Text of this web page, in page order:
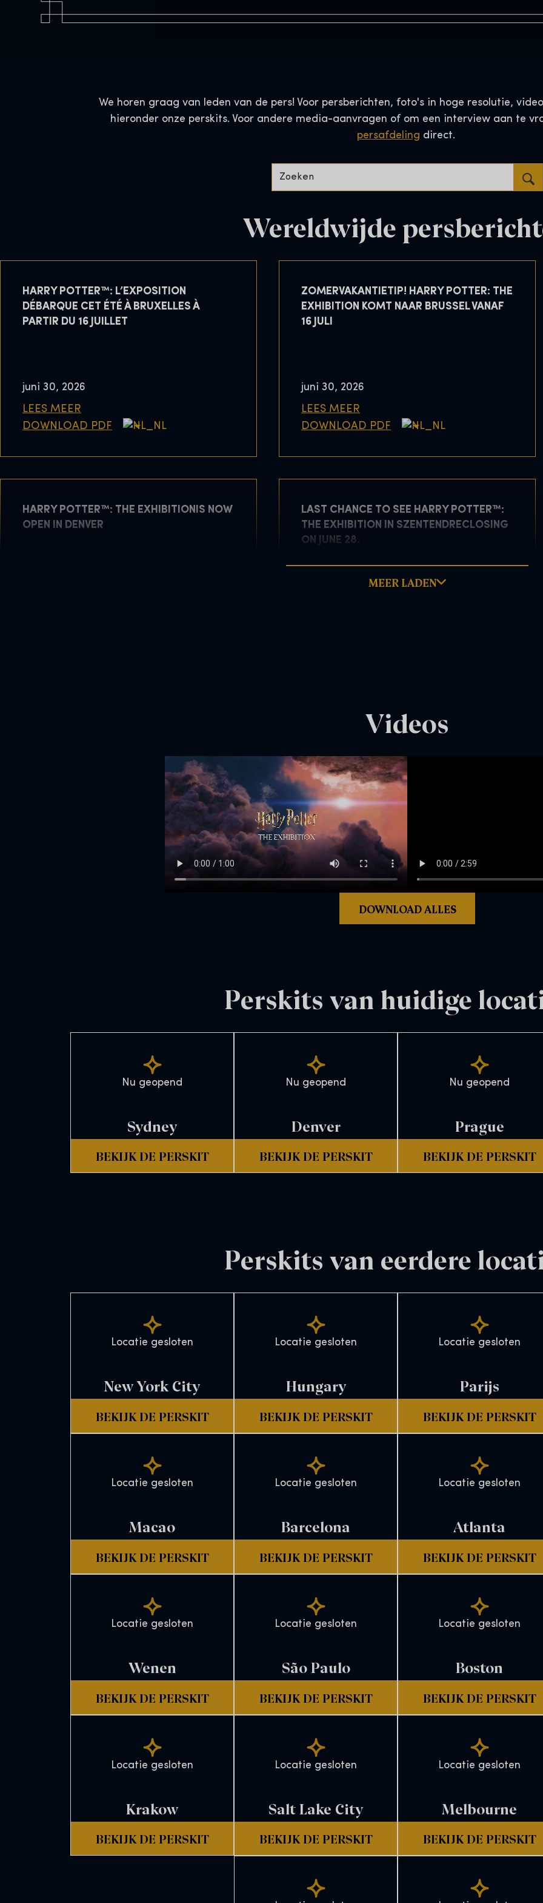
We horen graag van leden van de pers! Voor persberichten, foto's in hoge resolutie,
hieronder onze perskits. Voor andere media-aanvragen of om een interview aan te
persafdeling direct.
Wereldwijde
HARRY POTTER™: L’EXPOSITION
DÉBARQUE CET ÉTÉ À BRUXELLES À
PARTIR DU 16 JUILLET
juni 30, 2026
LEES MEER
DOWNLOAD PDF
ZOMERVAKANTIETIP! HARRY POTTER: THE
EXHIBITION KOMT NAAR BRUSSEL VANAF
16 JULI
juni 30, 2026
LEES MEER
DOWNLOAD PDF
HARRY POTTER™: THE EXHIBITIONIS NOW
OPEN IN DENVER
LAST CHANCE TO SEE HARRY POTTER™:
THE EXHIBITION IN SZENTENDRECLOSING
ON JUNE 28.
MEER LADEN
DOWNLOAD ALLES
Videos
Perskits van huidige
Nu geopend
Sydney
BEKIJK DE PERSKIT
Nu geopend
Denver
BEKIJK DE PERSKIT
Nu geopend
Prague
BEKIJK DE PERSKIT
Perskits van eerdere
Locatie gesloten
New York City
BEKIJK DE PERSKIT
Locatie gesloten
Hungary
BEKIJK DE PERSKIT
Locatie gesloten
Parijs
BEKIJK DE PERSKIT
Locatie gesloten
Macao
BEKIJK DE PERSKIT
Locatie gesloten
Barcelona
BEKIJK DE PERSKIT
Locatie gesloten
Atlanta
BEKIJK DE PERSKIT
Locatie gesloten
Wenen
BEKIJK DE PERSKIT
Locatie gesloten
São Paulo
BEKIJK DE PERSKIT
Locatie gesloten
Boston
BEKIJK DE PERSKIT
Locatie gesloten
Krakow
BEKIJK DE PERSKIT
Locatie gesloten
Salt Lake City
BEKIJK DE PERSKIT
Locatie gesloten
Melbourne
BEKIJK DE PERSKIT